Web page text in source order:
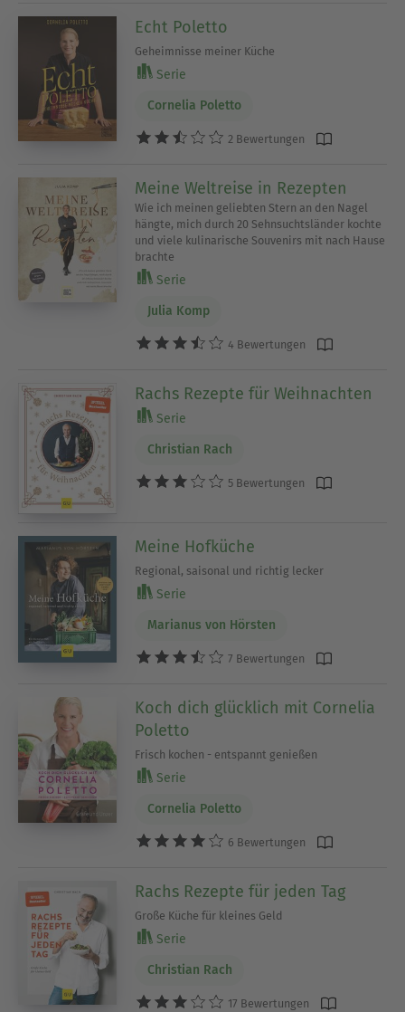
Echt Poletto
Geheimnisse meiner Küche
Serie
Cornelia Poletto
2 Bewertungen
Meine Weltreise in Rezepten
Wie ich meinen geliebten Stern an den Nagel
hängte, mich durch 20 Sehnsuchtsländer kochte
und viele kulinarische Souvenirs mit nach Hause
brachte
Serie
Julia Komp
4 Bewertungen
Rachs Rezepte für Weihnachten
Serie
Christian Rach
5 Bewertungen
Meine Hofküche
Regional, saisonal und richtig lecker
Serie
Marianus von Hörsten
7 Bewertungen
Koch dich glücklich mit Cornelia
Poletto
Frisch kochen - entspannt genießen
Serie
Cornelia Poletto
6 Bewertungen
Rachs Rezepte für jeden Tag
Große Küche für kleines Geld
Serie
Christian Rach
17 Bewertungen